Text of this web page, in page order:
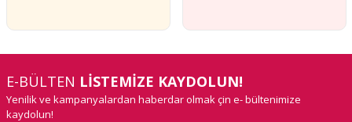
E-BÜLTEN LİSTEMİZE KAYDOLUN!
Yenilik ve kampanyalardan haberdar olmak çin e- bültenimize
kaydolun!